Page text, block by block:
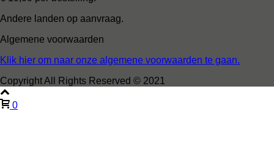
Andere landen op aanvraag.
Algemene voorwaarden
Klik hier om naar onze algemene voorwaarden te gaan.
Copyright All Rights Reserved © 2021
0